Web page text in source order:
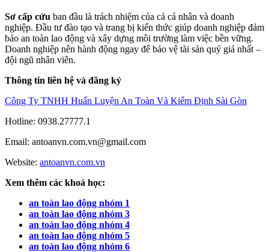
Sơ cấp cứu ban đầu là trách nhiệm của cả cá nhân và doanh
nghiệp. Đầu tư đào tạo và trang bị kiến thức giúp doanh nghiệp đảm
bảo an toàn lao động và xây dựng môi trường làm việc bền vững.
Doanh nghiệp nên hành động ngay để bảo vệ tài sản quý giá nhất –
đội ngũ nhân viên.
Thông tin liên hệ và đăng ký
Công Ty TNHH Huấn Luyện An Toàn Và Kiểm Định Sài Gòn
Hotline: 0938.27777.1
Email: antoanvn.com.vn@gmail.com
Website: antoanvn.com.vn
Xem thêm các khoá học:
an toàn lao động nhóm 1
an toàn lao động nhóm 3
an toàn lao động nhóm 4
an toàn lao động nhóm 5
an toàn lao động nhóm 6